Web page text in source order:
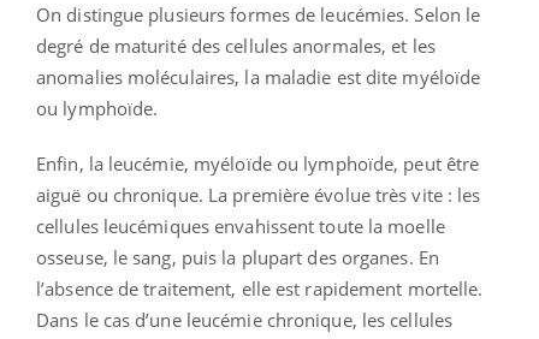
On distingue plusieurs formes de leucémies. Selon le
degré de maturité des cellules anormales, et les
anomalies moléculaires, la maladie est dite myéloïde
ou lymphoïde.
Enfin, la leucémie, myéloïde ou lymphoïde, peut être
aiguë ou chronique. La première évolue très vite : les
cellules leucémiques envahissent toute la moelle
osseuse, le sang, puis la plupart des organes. En
l’absence de traitement, elle est rapidement mortelle.
Dans le cas d’une leucémie chronique, les cellules